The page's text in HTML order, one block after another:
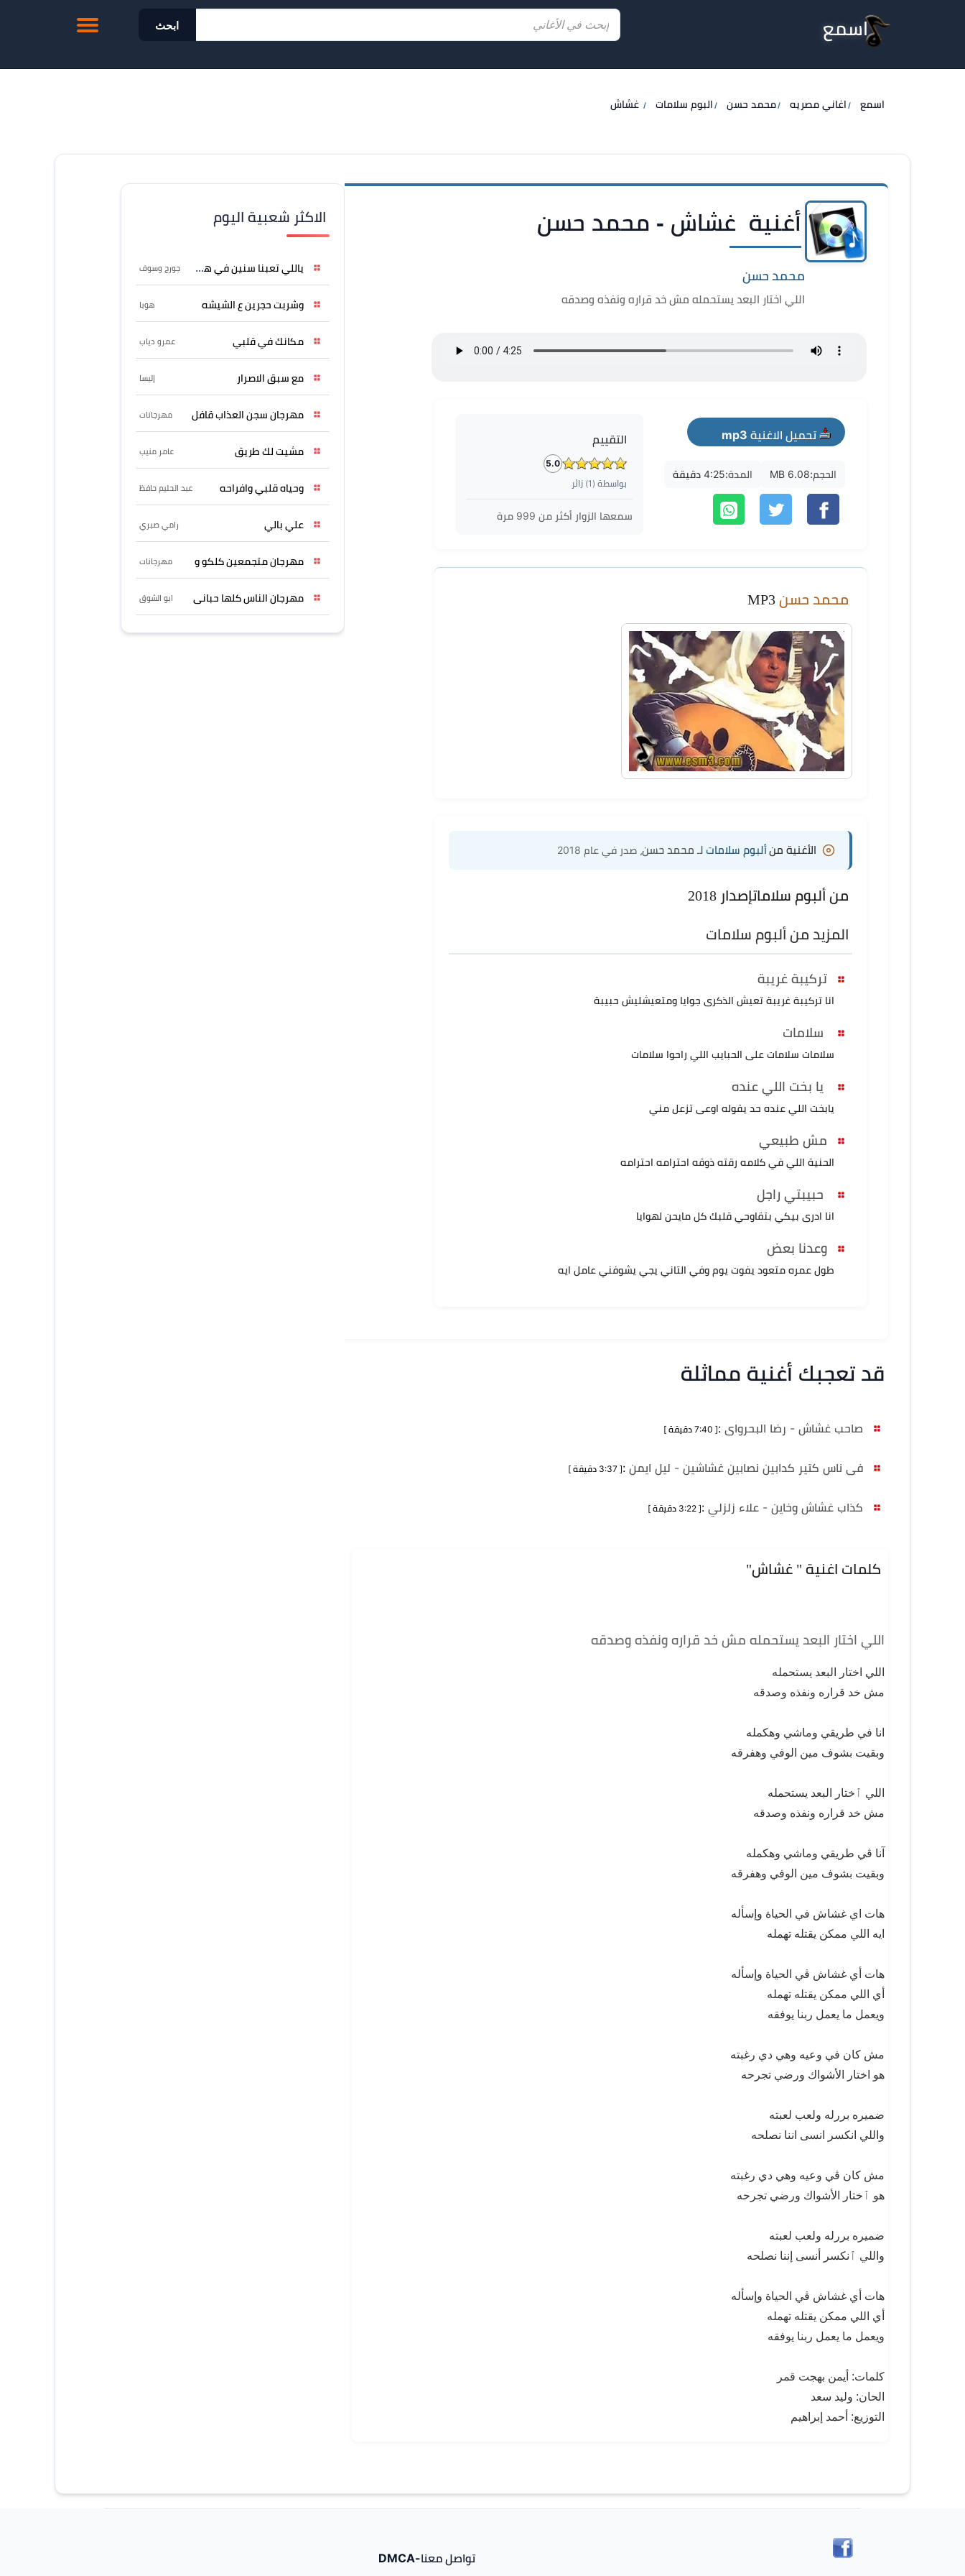
اسمع ابحث
اسمع اغاني مصريه محمد حسن البوم سلامات غشاش
أغنية غشاش - محمد حسن
محمد حسن
اللي اختار البعد يستحمله مش خد قراره ونفذه وصدقه
تحميل الاغنية mp3
الحجم:6.08 MB المدة:4:25 دقيقة
التقييم
5.0
بواسطة ( 1) زائر
سمعها الزوار أكثر من 999 مرة
محمد حسن
الأغنية منألبوم سلامات لـ محمد حسن ، صدر في عام 2018
من ألبوم سلاماتإصدار 2018
المزيد من ألبوم سلامات
تركيبة غريبة
انا تركيبة غريبة تعيش الذكرى جوايا ومتعيشليش حبيبة
سلامات
سلامات سلامات على الحبايب اللي راحوا سلامات
يا بخت اللي عنده
يابخت اللي عنده حد يقوله اوعى تزعل مني
مش طبيعي
الحنية اللي في كلامه رقته ذوقه احترامه احترامه
حبيبتي راجل
انا ادرى بيكي بتقاوحي قلبك كل مايحن لهوايا
وعدنا بعض
طول عمره متعود يفوت يوم وفي التاني يجي يشوفني عامل ايه
قد تعجبك أغنية مماثلة
صاحب غشاش - رضا البحرواى :[ 7:40 دقيقة ]
فى ناس كتير كدابين نصابين غشاشين - ليل ايمن :[ 3:37 دقيقة ]
كذاب غشاش وخاين - علاء زلزلي :[ 3:22 دقيقة ]
كلمات اغنية " غشاش"
اللي اختار البعد يستحمله مش خد قراره ونفذه وصدقه
اللي اختار البعد يستحمله
مش خد قراره ونفذه وصدقه
انا في طريقي وماشي وهكمله
وبقيت بشوف مين الوفي وهفرقه
اللي ٱختار البعد يستحمله
مش خد قراره ونفذه وصدقه
آنا ڤي طريقي وماشي وهكمله
وبقيت بشوف مين الوفي وهفرقه
هات اي غشاش في الحياة وإسأله
ايه اللي ممكن يقتله تهمله
هات أي غشاش ڤي الحياة وإسأله
أي اللي ممكن يقتله تهمله
ويعمل ما يعمل ربنا يوفقه
مش كان في وعيه وهي دي رغبته
هو اختار الأشواك ورضي تجرحه
ضميره بررله ولعب لعبته
واللي انكسر انسى اننا نصلحه
مش كان ڤي وعيه وهي دي رغبته
هو ٱختار الأشواك ورضي تجرحه
ضميره بررله ولعب لعبته
واللي ٱنكسر أنسى إننا نصلحه
هات أي غشاش ڤي الحياة وإسأله
أي اللي ممكن يقتله تهمله
ويعمل ما يعمل ربنا يوفقه
كلمات: أيمن بهجت قمر
الحان: وليد سعد
التوزيع: أحمد إبراهيم
الاكثر شعبية اليوم
ياللي تعبنا سنين في هواه جورج وسوف
وشربت حجرين ع الشيشه هوبا
مكانك في قلبي عمرو دياب
مع سبق الاصرار إليسا
مهرجان سجن العذاب قافل مهرجانات
مشيت لك طريق عامر منيب
وحياه قلبي وافراحه عبد الحليم حافظ
علي بالي رامي صبري
مهرجان متجمعين كلكو و مهرجانات
مهرجان الناس كلها حبانى ابو الشوق
تواصل معنا-DMCA